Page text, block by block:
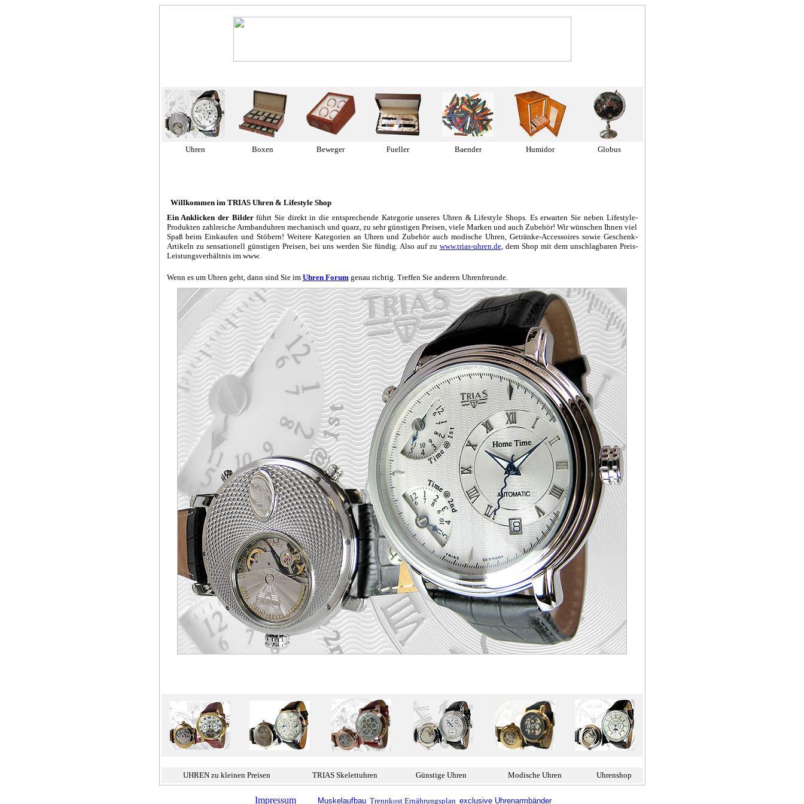
Uhren Boxen Beweger Fueller Baender Humidor Globus
Willkommen im TRIAS Uhren & Lifestyle Shop
Ein Anklicken der Bilderführt Sie direkt in die entsprechende Kategorie unseres Uhren & Lifestyle Shops. Es erwarten Sie neben Lifestyle-
Produkten zahlreiche Armbanduhren mechanisch und quarz, zu sehr günstigen Preisen, viele Marken und auch Zubehör! Wir wünschen Ihnen viel
Spaß beim Einkaufen und Stöbern! Weitere Kategorien an Uhren und Zubehör auch modische Uhren, Getränke-Accessoires sowie Geschenk-
Artikeln zu sensationell günstigen Preisen, bei uns werden Sie fündig. Also auf zu www.trias-uhren.de, dem Shop mit dem unschlagbaren Preis-
Leistungsverhältnis im www.
Wenn es um Uhren geht, dann sind Sie im Uhren Forum genau richtig. Treffen Sie anderen Uhrenfreunde.
UHREN zu kleinen Preisen TRIAS Skelettuhren Günstige Uhren Modische Uhren Uhrenshop
Impressum Muskelaufbau Trennkost Ernährungsplan exclusive Uhrenarmbänder